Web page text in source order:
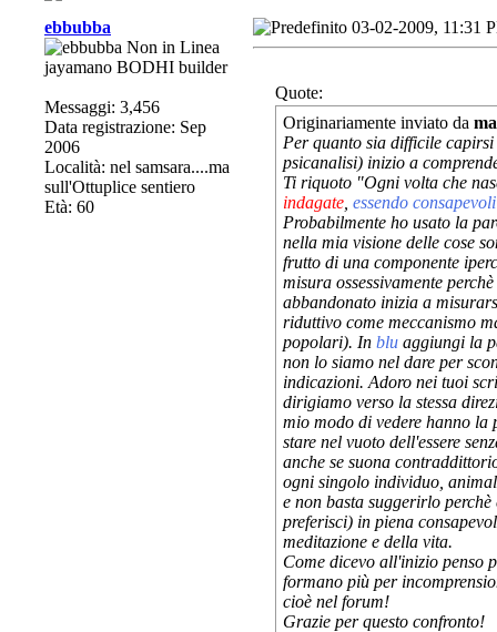
ebbubba
jayamano BODHI builder
Messaggi: 3,456
Data registrazione: Sep
2006
Località: nel samsara....ma
sull'Ottuplice sentiero
Età: 60
03-02-2009, 11:31
Quote:
Originariamente inviato da
Per quanto sia difficile
psicanalisi) inizio a
Ti riquoto "Ogni volta che
indagate essendo consapevoli
Probabilmente ho usato la
nella mia visione delle cose
frutto di una componente
misura ossessivamente
abbandonato inizia a
riduttivo come meccanismo
popolari). In blu aggiungi la
non lo siamo nel dare per
indicazioni. Adoro nei tuoi
dirigiamo verso la stessa
mio modo di vedere hanno la
stare nel vuoto dell'essere
anche se suona
ogni singolo individuo,
e non basta suggerirlo
preferisci) in piena
meditazione e della vita.
Come dicevo all'inizio penso
formano più per
cioè nel forum!
Grazie per questo confronto!